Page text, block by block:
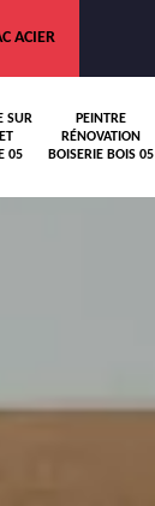
ACIER
SUR
05
PEINTRE
RÉNOVATION
BOISERIE BOIS 05